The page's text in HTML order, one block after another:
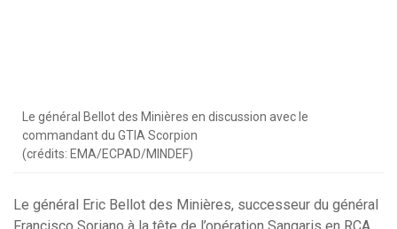
Le général Bellot des Minières en discussion avec le
commandant du GTIA Scorpion
(crédits: EMA/ECPAD/MINDEF)
Le général Eric Bellot des Minières, successeur du général